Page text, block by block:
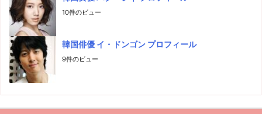
10件のビュー
韓国俳優 イ・ドンゴン プロフィール
9件のビュー